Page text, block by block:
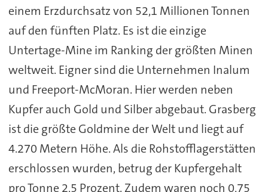
einem Erzdurchsatz von 52,1 Millionen Tonnen
auf den fünften Platz. Es ist die einzige
Untertage-Mine im Ranking der größten Minen
weltweit. Eigner sind die Unternehmen Inalum
und Freeport-McMoran. Hier werden neben
Kupfer auch Gold und Silber abgebaut. Grasberg
ist die größte Goldmine der Welt und liegt auf
4.270 Metern Höhe. Als die Rohstofflagerstätten
erschlossen wurden, betrug der Kupfergehalt
pro Tonne 2,5 Prozent. Zudem waren noch 0,75